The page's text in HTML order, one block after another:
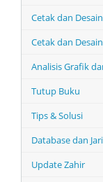
Cetak dan
Cetak dan
Analisis Grafik
Tutup Buku
Tips & Solusi
Database dan
Update Zahir